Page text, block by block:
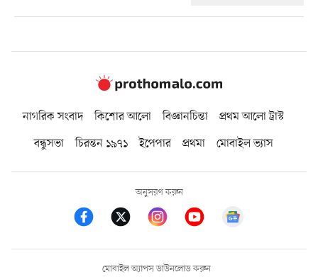
নাগরিক সংবাদ কিশোর আলো বিজ্ঞানচিন্তা
প্রথম আলো ট্রাস্ট
বন্ধুসভা
চিরন্তন ১৯৭১ ইপেপার প্রথমা মোবাইল ভ্যাস
অনুসরণ করুন
মোবাইল অ্যাপস ডাউনলোড করুন